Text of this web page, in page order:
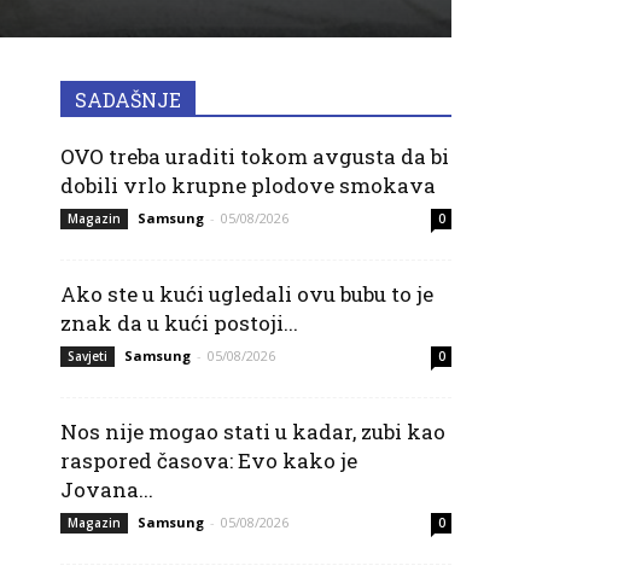
SADAŠNJE
OVO treba uraditi tokom avgusta da bi
dobili vrlo krupne plodove smokava
Magazin Samsung - 05/08/2026 0
Ako ste u kući ugledali ovu bubu to je
znak da u kući postoji...
Savjeti Samsung - 05/08/2026 0
Nos nije mogao stati u kadar, zubi kao
raspored časova: Evo kako je
Jovana...
Magazin Samsung - 05/08/2026 0